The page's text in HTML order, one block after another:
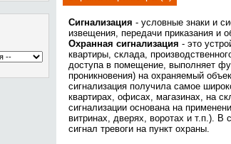
Сигнализация - условные знаки и
извещения, передачи приказания и
Охранная сигнализация - это
квартиры, склада,
доступа в помещение, выполняет
проникновения) на охраняемый
сигнализация получила самое
квартирах, офисах, магазинах, на
сигнализации основана на
витринах, дверях, воротах и т.п.). В
сигнал тревоги на пункт охраны.